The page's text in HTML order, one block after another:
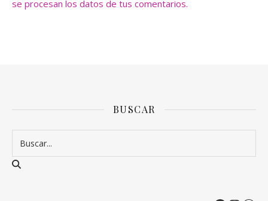
se procesan los datos de tus comentarios.
BUSCAR